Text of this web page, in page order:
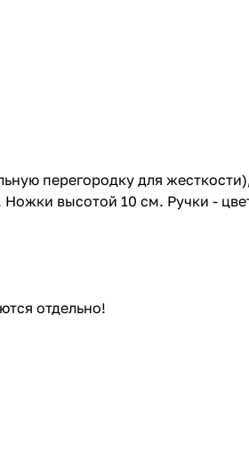
перегородку для
высотой 10 см. Ручки -
отдельно!